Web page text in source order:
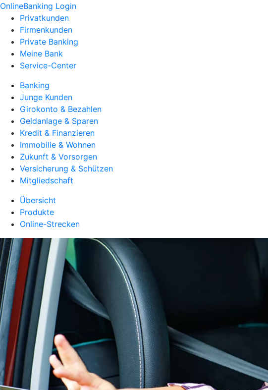
OnlineBanking Login
Privatkunden
Firmenkunden
Private Banking
Meine Bank
Service-Center
Banking
Junge Kunden
Girokonto & Bezahlen
Geldanlage & Sparen
Kredit & Finanzieren
Immobilie & Wohnen
Zukunft & Vorsorgen
Versicherung & Schützen
Mitgliedschaft
Übersicht
Produkte
Online-Strecken